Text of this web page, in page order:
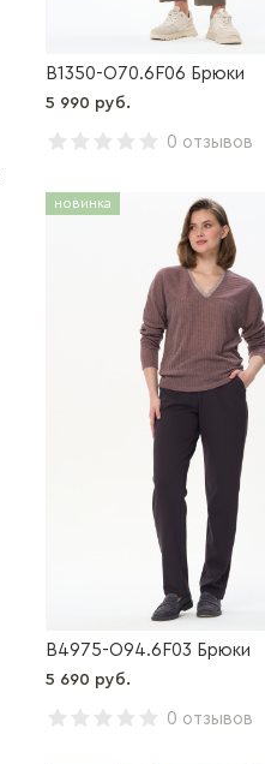
B1350-O70.6F06 Брюки
5 990 руб.
0 отзывов
новинка
B4975-O94.6F03 Брюки
5 690 руб.
0 отзывов